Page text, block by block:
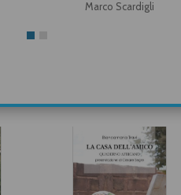
Marco Scardigli